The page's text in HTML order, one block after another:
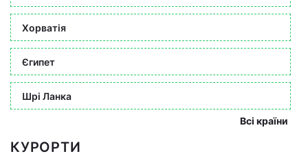
Хорватія
Єгипет
Шрі Ланка
Всі країни
КУРОРТИ